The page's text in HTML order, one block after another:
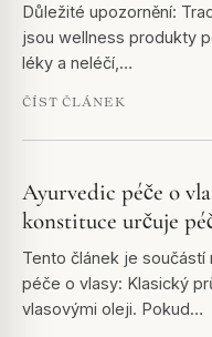
Důležité upozornění:
jsou wellness produkty
léky a neléčí,…
ČÍST ČLÁNEK
Ayurvedic péče o
konstituce určuje
Tento článek je
péče o vlasy: Klasický
vlasovými oleji. Pokud…